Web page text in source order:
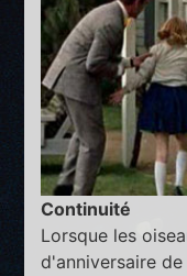
Continuité
Lorsque les
d'anniversaire